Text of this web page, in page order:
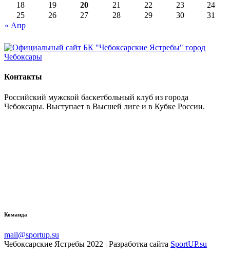
« Апр
18
19 20 21 22 23
24
25
26 27 28 29 30 31
Контакты
Российский мужской баскетбольный клуб из города
Чебоксары. Выступает в Высшей лиге и в Кубке России.
Команда
mail@sportup.su
Чебоксарские Ястребы 2022 | Разработка сайта SportUP.su